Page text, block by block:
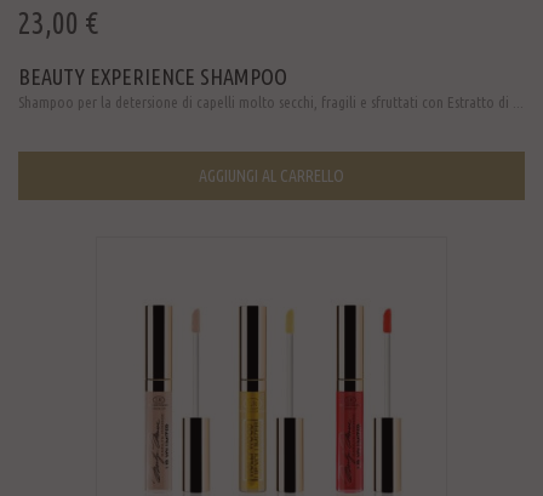
23,00 €
BEAUTY EXPERIENCE SHAMPOO
Shampoo per la detersione di capelli molto secchi, fragili e sfruttati con Estratto di ...
AGGIUNGI AL CARRELLO